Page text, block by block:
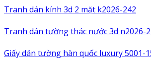
Tranh dán kính 3d 2 mặt k2026-242
Tranh dán tường thác nước 3d n2026-
Giấy dán tường hàn quốc luxury 5001-